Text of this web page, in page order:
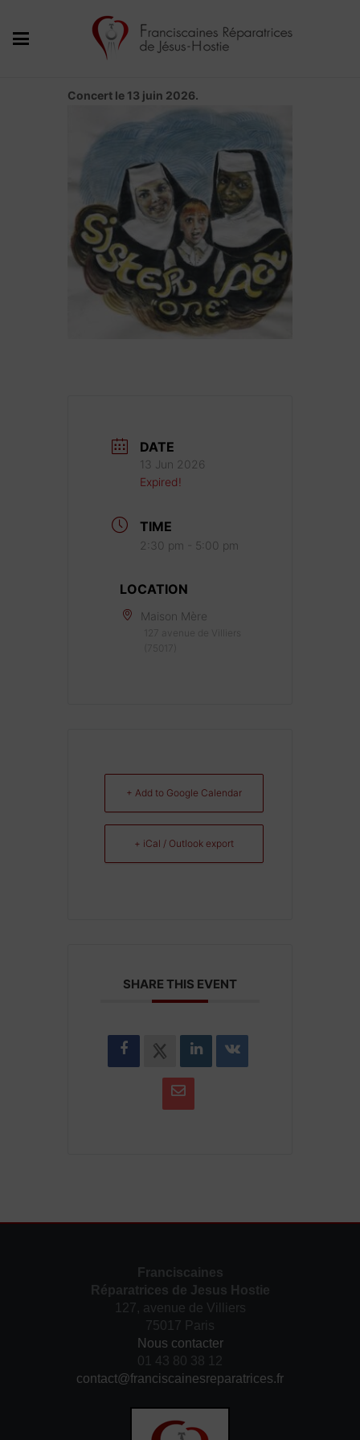
Canta’Théo
Concert le 13 juin 2026.
DATE
13 Jun 2026
Expired!
TIME
2:30 pm - 5:00 pm
LOCATION
Maison Mère
127 avenue de Villiers
+ Add to Google Calendar
+ iCal / Outlook export
SHARE THIS EVENT
Franciscaines
Réparatrices de Jesus Hostie
127, avenue de Villiers
75017 Paris
Nous contacter
01 43 80 38 12
contact@franciscainesreparatrices.fr